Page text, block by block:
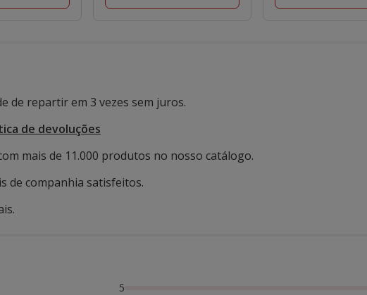
de repartir em 3 vezes sem juros.
de devoluções
mais de 11.000 produtos no nosso catálogo.
de companhia satisfeitos.
5